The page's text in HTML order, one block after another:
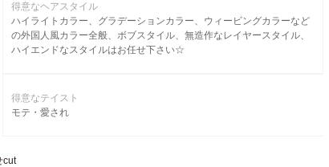
得意なヘアスタイル
ハイライトカラー、グラデーションカラー、ウィービングカラーなど
の外国人風カラー全般、ボブスタイル、無造作なレイヤースタイル、
ハイエンドなスタイルはお任せ下さい☆
得意なテイスト
モテ・愛され
cut